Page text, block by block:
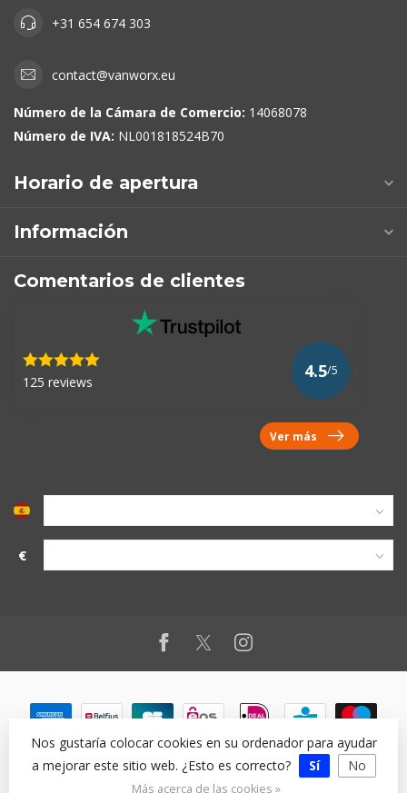
+31 654 674 303
contact@vanworx.eu
Número de la Cámara de Comercio: 14068078
Número de IVA: NL001818524B70
Horario de apertura
Información
Comentarios de clientes
125 reviews
4.5/5
Ver más
€
© Copyright 2026
Nos gustaría colocar cookies en su ordenador para ayudar
a mejorar este sitio web. ¿Esto es correcto?
Sí No
Más acerca de las cookies »